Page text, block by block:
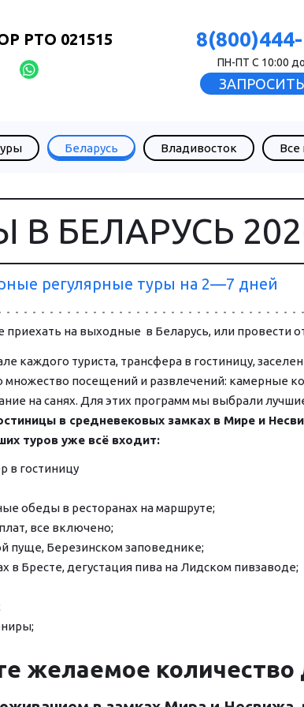
РТО 021515
ПН-ПТ С 10:00
Беларусь Владивосток Все
В БЕЛАРУСЬ
регулярные туры на 2—7 дней
приехать на выходные  в Бе­ла­русь, или провести
туриста, трансфера в гостиницу,
множество посещений и развлечений: ка­мер­ные
на санях. Для этих про­грамм мы выбрали
в сре­дне­ве­ко­вых замках в Мире и
туров уже всё входит:
в гостиницу
обеды в ресторанах на маршруте;
все включено;
пуще, Березинском заповеднике;
в Бресте, дегустация пива на Лидском пивзаводе;
желаемое количество